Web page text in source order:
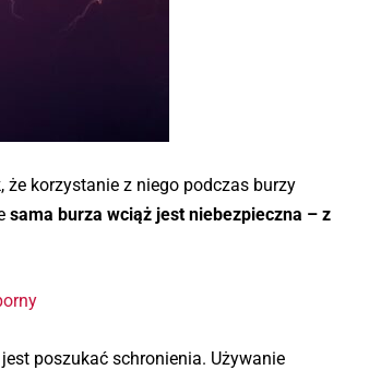
korzystanie z niego podczas burzy
sama burza wciąż jest niebezpieczna – z
poszukać schronienia. Używanie